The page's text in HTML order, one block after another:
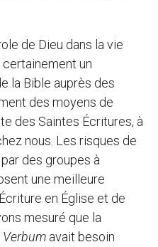
de Dieu dans la vie
un
la Bible auprès des
des moyens de
des Saintes Écritures, à
nous. Les risques de
des groupes à
une meilleure
en Église et de
mesuré que la
Verbum avait besoin